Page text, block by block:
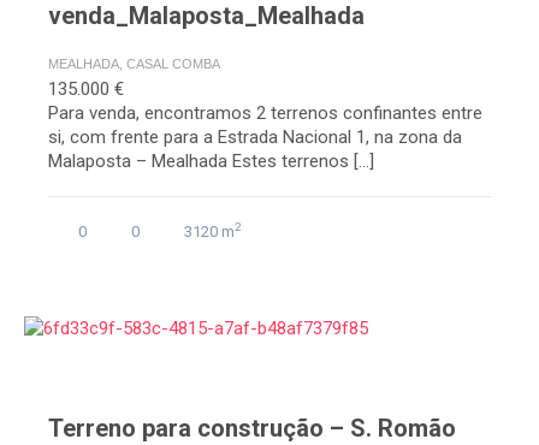
venda_Malaposta_Mealhada
MEALHADA, CASAL COMBA
135.000 €
Para venda, encontramos 2 terrenos confinantes entre
si, com frente para a Estrada Nacional 1, na zona da
Malaposta – Mealhada Estes terrenos […]
0 0 3120 m2
Terreno para construção – S. Romão